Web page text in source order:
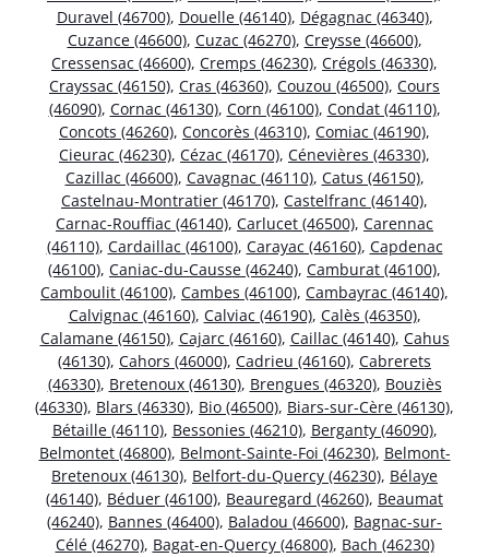
Duravel (46700), Douelle (46140), Dégagnac (46340),
Cuzance (46600), Cuzac (46270), Creysse (46600),
Cressensac (46600), Cremps (46230), Crégols (46330),
Crayssac (46150), Cras (46360), Couzou (46500), Cours
(46090), Cornac (46130), Corn (46100), Condat (46110),
Concots (46260), Concorès (46310), Comiac (46190),
Cieurac (46230), Cézac (46170), Cénevières (46330),
Cazillac (46600), Cavagnac (46110), Catus (46150),
Castelnau-Montratier (46170), Castelfranc (46140),
Carnac-Rouffiac (46140), Carlucet (46500), Carennac
(46110), Cardaillac (46100), Carayac (46160), Capdenac
(46100), Caniac-du-Causse (46240), Camburat (46100),
Camboulit (46100), Cambes (46100), Cambayrac (46140),
Calvignac (46160), Calviac (46190), Calès (46350),
Calamane (46150), Cajarc (46160), Caillac (46140), Cahus
(46130), Cahors (46000), Cadrieu (46160), Cabrerets
(46330), Bretenoux (46130), Brengues (46320), Bouziès
(46330), Blars (46330), Bio (46500), Biars-sur-Cère (46130),
Bétaille (46110), Bessonies (46210), Berganty (46090),
Belmontet (46800), Belmont-Sainte-Foi (46230), Belmont-
Bretenoux (46130), Belfort-du-Quercy (46230), Bélaye
(46140), Béduer (46100), Beauregard (46260), Beaumat
(46240), Bannes (46400), Baladou (46600), Bagnac-sur-
Célé (46270), Bagat-en-Quercy (46800), Bach (46230)